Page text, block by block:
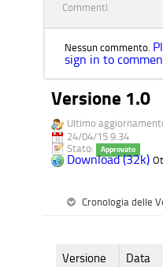
Commenti
Nessun commento.
sign in to
Versione 1.0
Ultimo
24/04/15 9.34
Stato:
Approvato
Download (32k)
Cronologia delle
Versione Data